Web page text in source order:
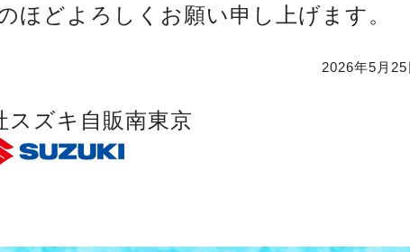
ほどよろしくお願い申し上げます。
2026年5月25
スズキ自販南東京